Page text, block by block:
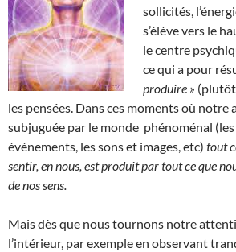
sollicités,
s’élève vers le
le centre
ce qui a pour
produire » (plutôt
les pensées. Dans ces moments où
subjuguée par le monde phénoménal (les
événements, les sons et images, etc) tout
sentir, en nous, est produit par tout ce que
de nos sens.
Mais dès que nous tournons notre
l’intérieur, par exemple en observant